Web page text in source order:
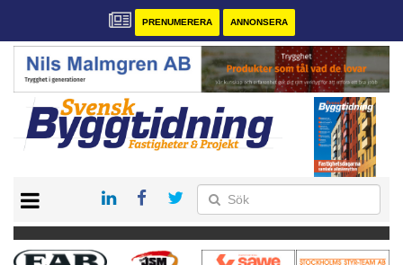
PRENUMERERA ANNONSERA
PRENUMERERA